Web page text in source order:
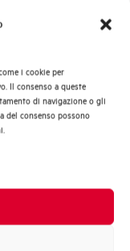
i cookie per
Il consenso a queste
di navigazione o gli
del consenso possono
più?